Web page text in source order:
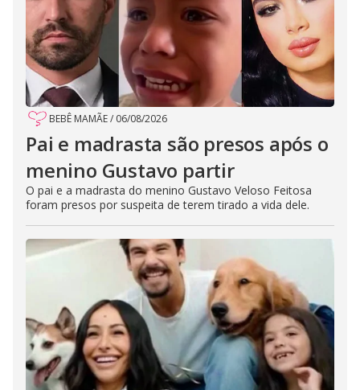
BEBÊ MAMÃE/ 06/08/2026
Pai e madrasta são presos após o
menino Gustavo partir
O pai e a madrasta do menino Gustavo Veloso Feitosa
foram presos por suspeita de terem tirado a vida dele.